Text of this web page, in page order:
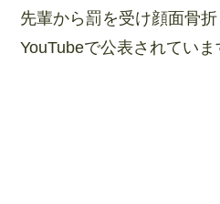
先輩から罰を受け顔面骨
YouTubeで公表されていま